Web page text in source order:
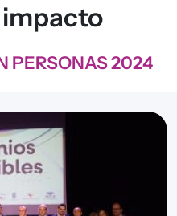
impacto
PERSONAS 2024